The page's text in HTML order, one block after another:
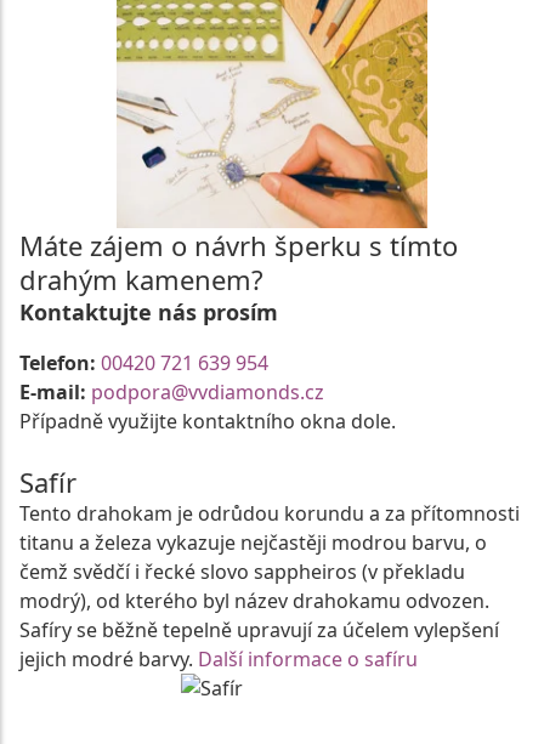
Máte zájem o návrh šperku s tímto
drahým kamenem?
Kontaktujte nás prosím
Telefon: 00420 721 639 954
E-mail: podpora@vvdiamonds.cz
Případně využijte kontaktního okna dole.
Safír
Tento drahokam je odrůdou korundu a za přítomnosti
titanu a železa vykazuje nejčastěji modrou barvu, o
čemž svědčí i řecké slovo sappheiros (v překladu
modrý), od kterého byl název drahokamu odvozen.
Safíry se běžně tepelně upravují za účelem vylepšení
jejich modré barvy. Další informace o safíru